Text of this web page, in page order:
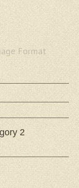
Format
2